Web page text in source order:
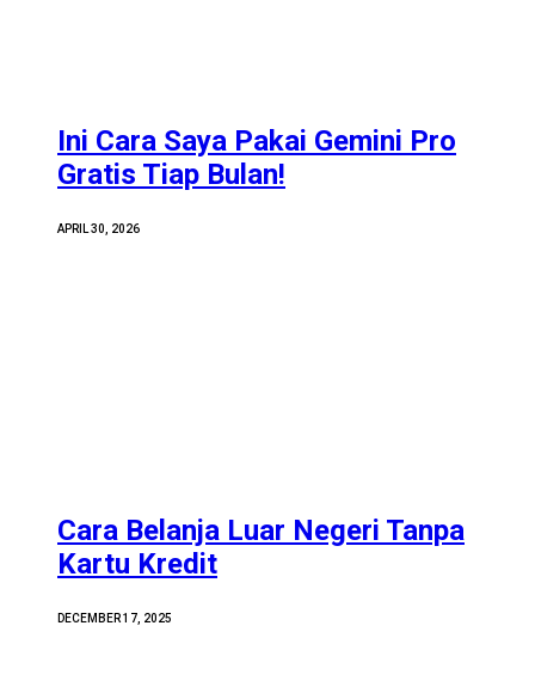
Ini Cara Saya Pakai Gemini Pro
Gratis Tiap Bulan!
APRIL 30, 2026
Cara Belanja Luar Negeri Tanpa
Kartu Kredit
DECEMBER 17, 2025